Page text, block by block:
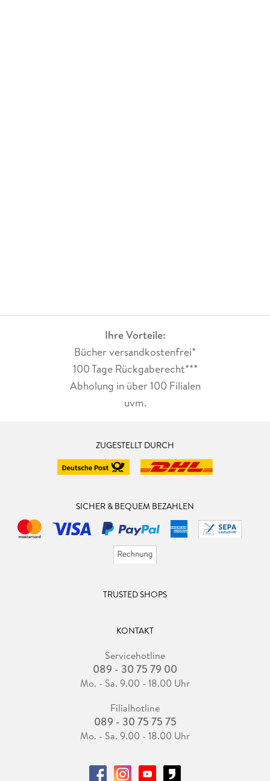
Ihre Vorteile:
Bücher versandkostenfrei*
100 Tage Rückgaberecht***
Abholung in über 100 Filialen
uvm.
ZUGESTELLT DURCH
SICHER & BEQUEM BEZAHLEN
TRUSTED SHOPS
KONTAKT
Servicehotline
089 - 30 75 79 00
Mo. - Sa. 9.00 - 18.00 Uhr
Filialhotline
089 - 30 75 75 75
Mo. - Sa. 9.00 - 18.00 Uhr